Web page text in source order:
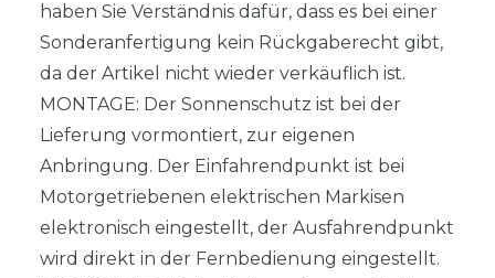
haben Sie Verständnis dafür, dass es bei einer
Sonderanfertigung kein Rückgaberecht gibt,
da der Artikel nicht wieder verkäuflich ist.
MONTAGE: Der Sonnenschutz ist bei der
Lieferung vormontiert, zur eigenen
Anbringung. Der Einfahrendpunkt ist bei
Motorgetriebenen elektrischen Markisen
elektronisch eingestellt, der Ausfahrendpunkt
wird direkt in der Fernbedienung eingestellt.